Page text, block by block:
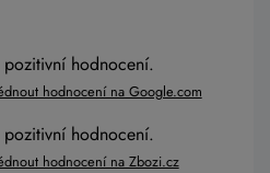
pozitivní hodnocení.
hodnocení na Google.com
pozitivní hodnocení.
hodnocení na Zbozi.cz